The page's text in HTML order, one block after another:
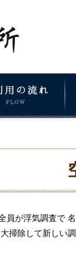
員が浮気調査で
掃除して新しい